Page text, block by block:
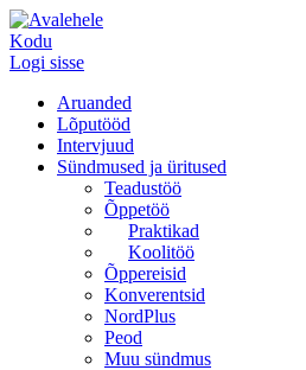
Kodu
Logi sisse
Aruanded
Lõputööd
Intervjuud
Sündmused ja üritused
Teadustöö
Õppetöö
Praktikad
Koolitöö
Õppereisid
Konverentsid
NordPlus
Peod
Muu sündmus